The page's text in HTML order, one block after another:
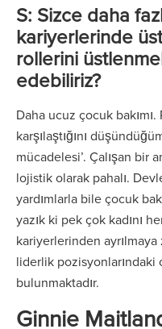
S: Sizce daha
kariyerlerinde
rollerini
edebiliriz?
Daha ucuz çocuk
karşılaştığını
mücadelesi’. Çalışan bir
lojistik olarak pahalı.
yardımlarla bile çocuk
yazık ki pek çok kadını
kariyerlerinden
liderlik pozisyonlarındaki
bulunmaktadır.
Ginnie